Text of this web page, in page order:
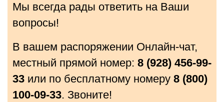
Мы всегда рады ответить на Ваши
вопросы!
В вашем распоряжении Онлайн-чат,
местный прямой номер: 8 (928) 456-99-
33 или по бесплатному номеру 8 (800)
100-09-33. Звоните!